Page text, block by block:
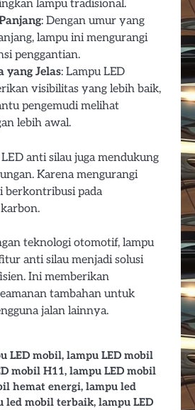
lampu tradisional.
: Dengan umur yang
lampu ini mengurangi
penggantian.
yang Jelas: Lampu LED
visibilitas yang lebih baik,
pengemudi melihat
lebih awal.
anti silau juga mendukung
Karena mengurangi
berkontribusi pada
teknologi otomotif, lampu
anti silau menjadi solusi
Ini memberikan
tambahan untuk
jalan lainnya.
LED mobil, lampu LED mobil
mobil H11, lampu LED mobil
hemat energi, lampu led
led mobil terbaik, lampu LED